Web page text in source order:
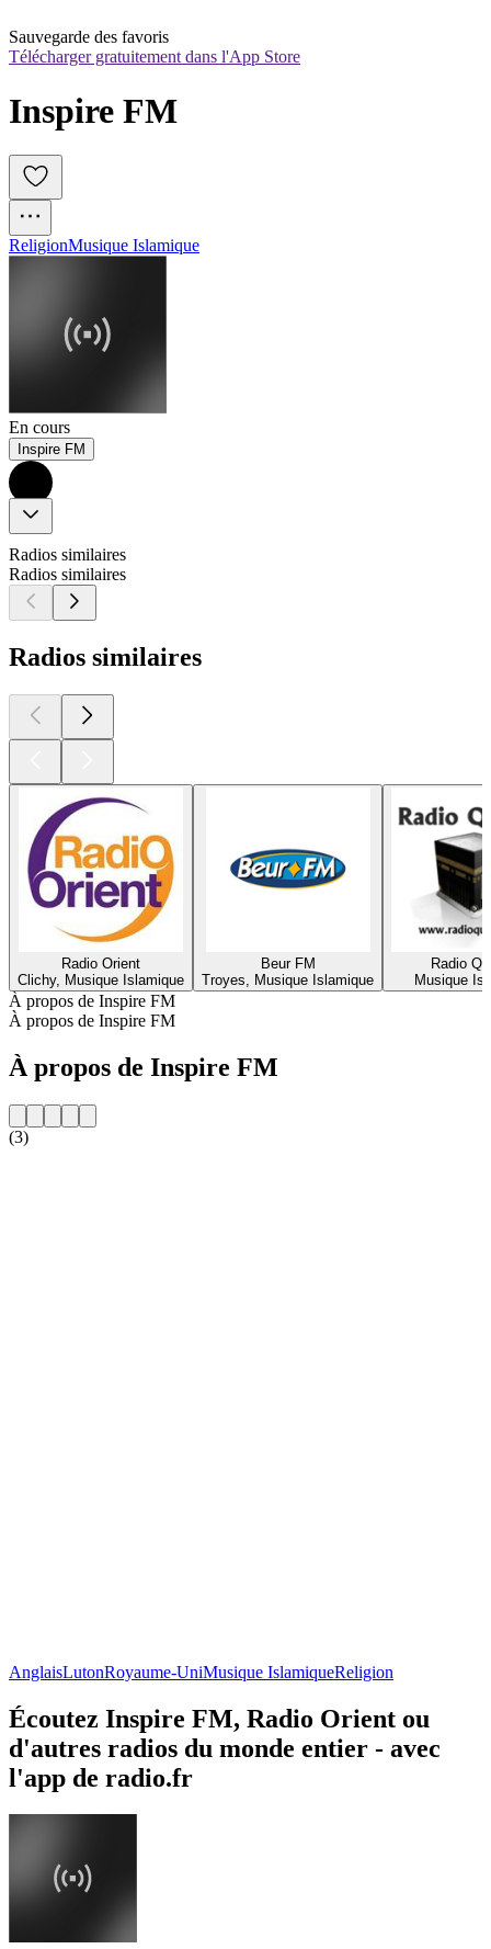
Sauvegarde des favoris
Télécharger gratuitement dans l'App Store
Inspire FM
ReligionMusique Islamique
En cours
Inspire FM
Radios similaires
Radios similaires
Radios similaires
Radio Orient
Clichy, Musique Islamique
Beur FM
Troyes, Musique Islamique
Radio
Musique
À propos de Inspire FM
À propos de Inspire FM
À propos de Inspire FM
(3)
AnglaisLutonRoyaume-UniMusique IslamiqueReligion
Écoutez Inspire FM, Radio Orient ou
d'autres radios du monde entier - avec
l'app de radio.fr